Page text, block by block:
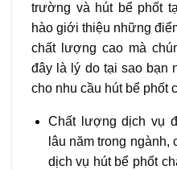
trường và hút bể phốt
hào giới thiệu những
chất lượng cao mà
đây là lý do tại sao bạn
cho nhu cầu hút bể phốt
Chất lượng dịch vụ
lâu năm trong ngành,
dịch vụ hút bể phốt